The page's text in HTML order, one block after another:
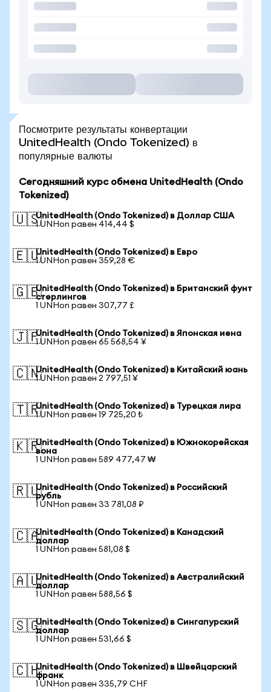
Посмотрите результаты конвертации
UnitedHealth (Ondo Tokenized) в
популярные валюты
Сегодняшний курс обмена UnitedHealth (Ondo
Tokenized)
🇺🇸UnitedHealth (Ondo Tokenized) в Доллар США
1 UNHon равен 414,44 $
🇪🇺UnitedHealth (Ondo Tokenized) в Евро
1 UNHon равен 359,28 €
🇬🇧UnitedHealth (Ondo Tokenized) в Британский фунт
стерлингов
1 UNHon равен 307,77 £
🇯🇵UnitedHealth (Ondo Tokenized) в Японская иена
1 UNHon равен 65 568,54 ¥
🇨🇳UnitedHealth (Ondo Tokenized) в Китайский юань
1 UNHon равен 2 797,51 ¥
🇹🇷UnitedHealth (Ondo Tokenized) в Турецкая лира
1 UNHon равен 19 725,20 ₺
🇰🇷UnitedHealth (Ondo Tokenized) в Южнокорейская
вона
1 UNHon равен 589 477,47 ₩
🇷🇺UnitedHealth (Ondo Tokenized) в Российский
рубль
1 UNHon равен 33 781,08 ₽
🇨🇦UnitedHealth (Ondo Tokenized) в Канадский
доллар
1 UNHon равен 581,08 $
🇦🇺UnitedHealth (Ondo Tokenized) в Австралийский
доллар
1 UNHon равен 588,56 $
🇸🇬UnitedHealth (Ondo Tokenized) в Сингапурский
доллар
1 UNHon равен 531,66 $
🇨🇭UnitedHealth (Ondo Tokenized) в Швейцарский
франк
1 UNHon равен 335,79 CHF